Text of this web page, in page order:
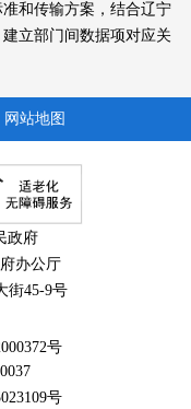
和传输方案，结合辽宁
立部门间数据项对应关
厅、省统计局的数据交
资源社会保障、统计部
，并在各相关业务信息
社会保障厅、省统计局
局在改革实施前，负
输至省人力资源社会保
记机关登记的增量基本
计局；每年年报报送截
至省人力资源社会保障
全省各级社会保险经办
收集到的相关基础信息
网站地图
政府
办公厅
街45-9号
号
号